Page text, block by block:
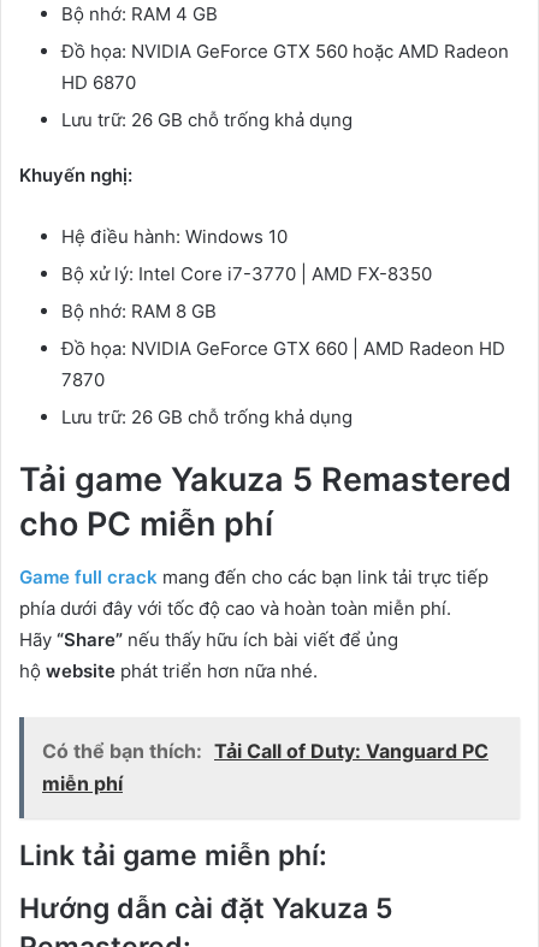
Bộ nhớ: RAM 4 GB
Đồ họa: NVIDIA GeForce GTX 560 hoặc AMD Radeon
HD 6870
Lưu trữ: 26 GB chỗ trống khả dụng
Khuyến nghị:
Hệ điều hành: Windows 10
Bộ xử lý: Intel Core i7-3770 | AMD FX-8350
Bộ nhớ: RAM 8 GB
Đồ họa: NVIDIA GeForce GTX 660 | AMD Radeon HD
7870
Lưu trữ: 26 GB chỗ trống khả dụng
Tải game Yakuza 5 Remastered
cho PC miễn phí
Game full crack mang đến cho các bạn link tải trực tiếp
phía dưới đây với tốc độ cao và hoàn toàn miễn phí.
Hãy “Share” nếu thấy hữu ích bài viết để ủng
hộ website phát triển hơn nữa nhé.
Có thể bạn thích: Tải Call of Duty: Vanguard PC
miễn phí
Link tải game miễn phí:
Hướng dẫn cài đặt Yakuza 5